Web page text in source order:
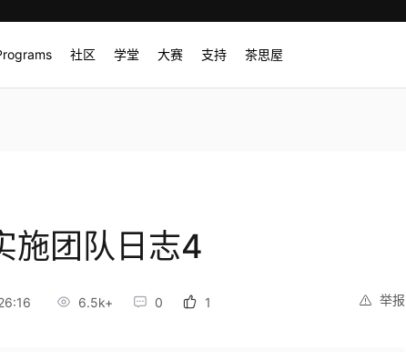
社区 学堂 大赛 支持 茶思屋
施团队日志4
举报
6.5k+ 0 1